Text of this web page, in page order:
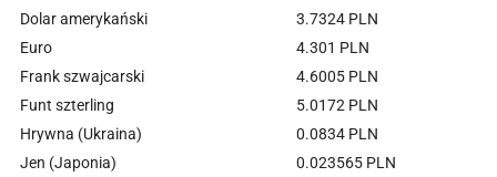
Dolar amerykański
3.7324 PLN
Euro
4.301 PLN
Frank szwajcarski
4.6005 PLN
Funt szterling
5.0172 PLN
Hrywna (Ukraina)
0.0834 PLN
Jen (Japonia)
0.023565 PLN